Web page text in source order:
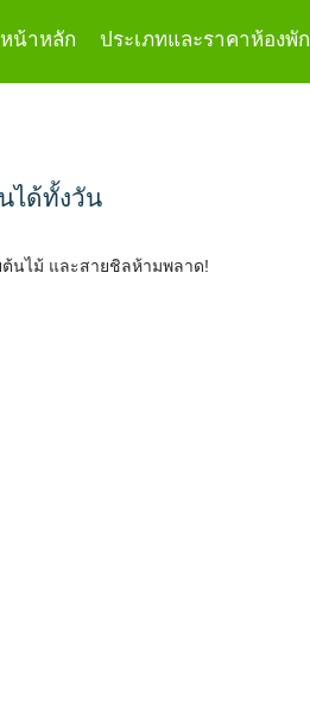
หน้าหลัก ประเภทและราคาห้องพัก
ได้ทั้งวัน
นไม้ และสายชิลห้ามพลาด!